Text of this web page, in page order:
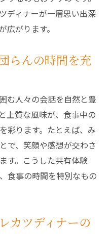
ディナーが一層思い出深
広がります。
らんの時間を充
む人々の会話を自然と豊
上質な風味が、食事中の
彩ります。たとえば、み
で、笑顔や感想が交わさ
す。こうした共有体験
食事の時間を特別なもの
カツディナーの